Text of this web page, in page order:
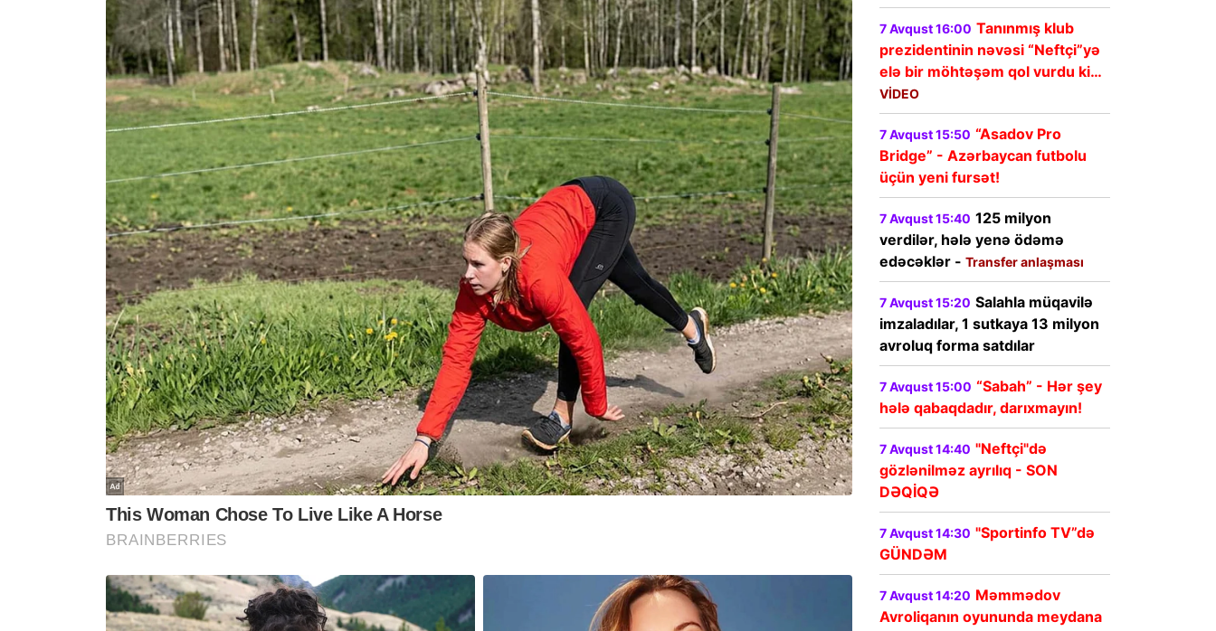
7 Avqust 16:00 Tanınmış klub
prezidentinin nəvəsi “Neftçi”yə
elə bir möhtəşəm qol vurdu ki…
VİDEO
7 Avqust 15:50 “Asadov Pro
Bridge” - Azərbaycan futbolu
üçün yeni fursət!
7 Avqust 15:40 125 milyon
verdilər, hələ yenə ödəmə
edəcəklər - Transfer anlaşması
7 Avqust 15:20 Salahla müqavilə
imzaladılar, 1 sutkaya 13 milyon
avroluq forma satdılar
7 Avqust 15:00 “Sabah” - Hər şey
hələ qabaqdadır, darıxmayın!
7 Avqust 14:40 "Neftçi"də
gözlənilməz ayrılıq - SON
DƏQİQƏ
7 Avqust 14:30 "Sportinfo TV”də
GÜNDƏM
7 Avqust 14:20 Məmmədov
Avroliqanın oyununda meydana